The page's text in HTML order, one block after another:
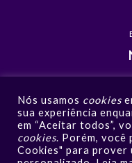
Nós usamos cookies
sua experiência
em “Aceitar todos”,
cookies. Porém, você
Cookies" para prover